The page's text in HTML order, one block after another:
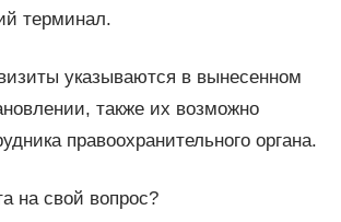
терминал.
указываются в вынесенном
также их возможно
правоохранительного органа.
на свой вопрос?